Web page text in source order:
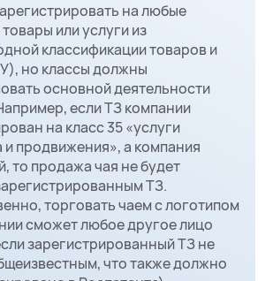
на любые
или услуги из
классификации товаров и
но классы должны
основной деятельности
если ТЗ компании
на класс 35 «услуги
и продвижения», а компания
то продажа чая не будет
ТЗ.
торговать чаем с логотипом
сможет любое другое лицо
зарегистрированный ТЗ не
что также должно